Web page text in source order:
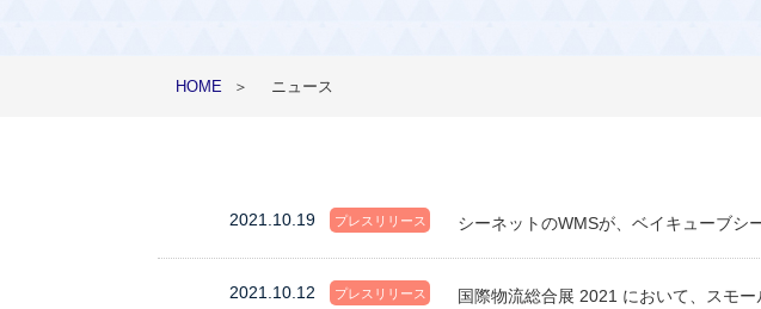
HOME ＞ ニュース
2021.10.19 プレスリリース シーネットのWMSが、ベイキューブシ
2021.10.12 プレスリリース
国際物流総合展 2021 において、スモ